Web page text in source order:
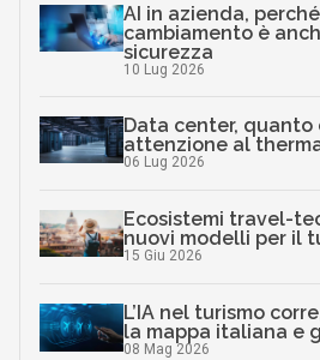
AI in azienda,
cambiamento è
sicurezza
10 Lug 2026
Data center, quanto
attenzione al
06 Lug 2026
Ecosistemi travel-
nuovi modelli per il
15 Giu 2026
L’IA nel turismo
la mappa italiana e
08 Mag 2026